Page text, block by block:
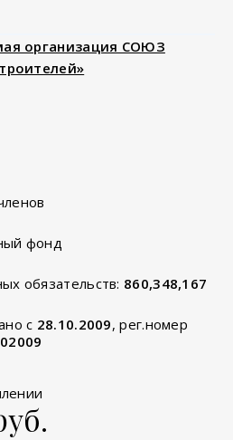
организация СОЮЗ
фонд
обязательств: 860,348,167
с 28.10.2009, рег.номер